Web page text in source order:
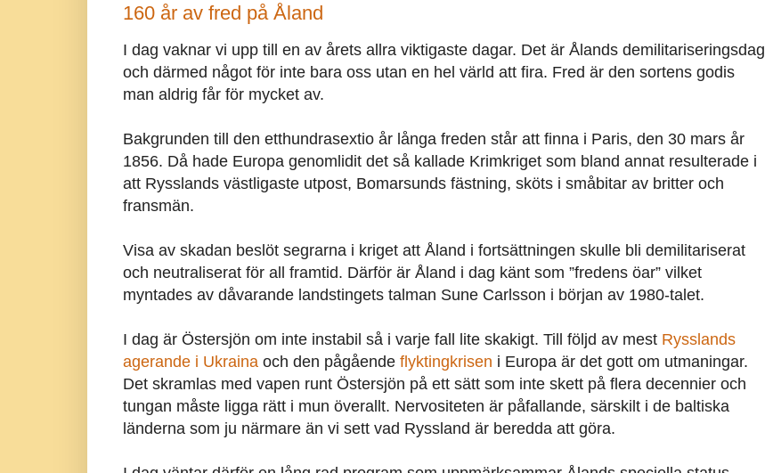
160 år av fred på Åland
I dag vaknar vi upp till en av årets allra viktigaste dagar. Det är Ålands demilitariseringsdag
och därmed något för inte bara oss utan en hel värld att fira. Fred är den sortens godis
man aldrig får för mycket av.
Bakgrunden till den etthundrasextio år långa freden står att finna i Paris, den 30 mars år
1856. Då hade Europa genomlidit det så kallade Krimkriget som bland annat resulterade i
att Rysslands västligaste utpost, Bomarsunds fästning, sköts i småbitar av britter och
fransmän.
Visa av skadan beslöt segrarna i kriget att Åland i fortsättningen skulle bli demilitariserat
och neutraliserat för all framtid. Därför är Åland i dag känt som ”fredens öar” vilket
myntades av dåvarande landstingets talman Sune Carlsson i början av 1980-talet.
I dag är Östersjön om inte instabil så i varje fall lite skakigt. Till följd av mest Rysslands
agerande i Ukrainaoch den pågående flyktingkrisen i Europa är det gott om utmaningar.
Det skramlas med vapen runt Östersjön på ett sätt som inte skett på flera decennier och
tungan måste ligga rätt i mun överallt. Nervositeten är påfallande, särskilt i de baltiska
länderna som ju närmare än vi sett vad Ryssland är beredda att göra.